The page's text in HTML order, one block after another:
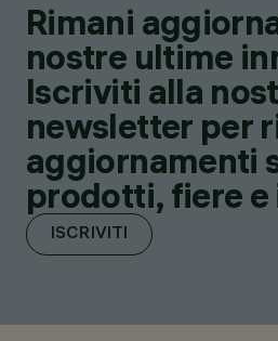
Rimani
nostre ultime
Iscriviti alla
newsletter per
aggiornamenti
prodotti, fiere
ISCRIVITI